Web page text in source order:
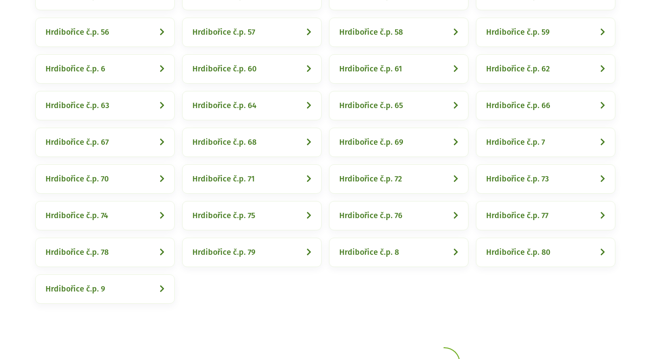
Hrdibořice č.p. 56 Hrdibořice č.p. 57 Hrdibořice č.p. 58 Hrdibořice č.p. 59
Hrdibořice č.p. 6 Hrdibořice č.p. 60 Hrdibořice č.p. 61 Hrdibořice č.p. 62
Hrdibořice č.p. 63 Hrdibořice č.p. 64 Hrdibořice č.p. 65 Hrdibořice č.p. 66
Hrdibořice č.p. 67 Hrdibořice č.p. 68 Hrdibořice č.p. 69 Hrdibořice č.p. 7
Hrdibořice č.p. 70 Hrdibořice č.p. 71 Hrdibořice č.p. 72 Hrdibořice č.p. 73
Hrdibořice č.p. 74 Hrdibořice č.p. 75 Hrdibořice č.p. 76 Hrdibořice č.p. 77
Hrdibořice č.p. 78 Hrdibořice č.p. 79 Hrdibořice č.p. 8 Hrdibořice č.p. 80
Hrdibořice č.p. 9